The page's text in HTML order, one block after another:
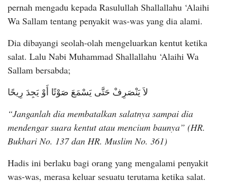
pernah mengadu kepada Rasulullah Shallallahu ‘Alaihi
Wa Sallam tentang penyakit was-was yang dia alami.
Dia dibayangi seolah-olah mengeluarkan kentut ketika
salat. Lalu Nabi Muhammad Shallallahu ‘Alaihi Wa
Sallam bersabda;
لاَ يَنْصَرِفْ حَتَّى يَسْمَعَ صَوْتًا أَوْ يَجِدَ رِيحًا
“Janganlah dia membatalkan salatnya sampai dia
mendengar suara kentut atau mencium baunya” (HR.
Bukhari No. 137 dan HR. Muslim No. 361)
Hadis ini berlaku bagi orang yang mengalami penyakit
was-was, merasa keluar sesuatu terutama ketika salat.